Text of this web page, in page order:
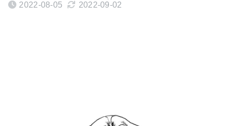
2022-08-05 2022-09-02